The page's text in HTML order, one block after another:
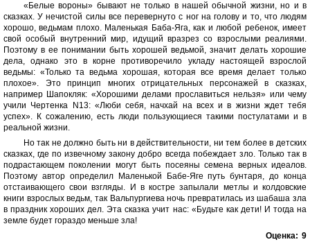
«Белые вороны» бывают не только в нашей обычной жизни, но и в
сказках. У нечистой силы все перевернуто с ног на голову и то, что людям
хорошо, ведьмам плохо. Маленькая Баба-Яга, как и любой ребенок, имеет
свой особый внутренний мир, идущий вразрез со взрослыми реалиями.
Поэтому в ее понимании быть хорошей ведьмой, значит делать хорошие
дела, однако это в корне противоречило укладу настоящей взрослой
ведьмы: «Только та ведьма хорошая, которая все время делает только
плохое». Это принцип многих отрицательных персонажей в сказках,
например Шапокляк: «Хорошими делами прославиться нельзя» или чему
учили Чертенка N13: «Люби себя, начхай на всех и в жизни ждет тебя
успех». К сожалению, есть люди пользующиеся такими постулатами и в
реальной жизни.
Но так не должно быть ни в действительности, ни тем более в детских
сказках, где по извечному закону добро всегда побеждает зло. Только так в
подрастающем поколении могут быть посеяны семена верных идеалов.
Поэтому автор определил Маленькой Бабе-Яге путь бунтаря, до конца
отстаивающего свои взгляды. И в костре запылали метлы и колдовские
книги взрослых ведьм, так Вальпургиева ночь превратилась из шабаша зла
в праздник хороших дел. Эта сказка учит нас: «Будьте как дети! И тогда на
земле будет гораздо меньше зла!
Оценка: 9